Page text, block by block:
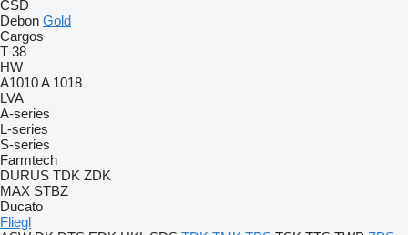
CSD
Debon Gold
Cargos
T 38
HW
A1010A 1018
LVA
A-series
L-series
S-series
Farmtech
DURUS TDK ZDK
MAX STBZ
Ducato
Fliegl